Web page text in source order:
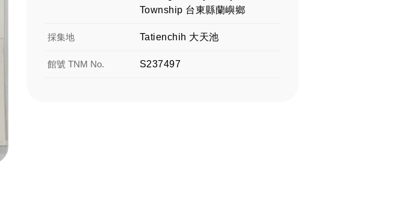
Township 台東縣蘭嶼鄉
採集地 Tatienchih 大天池
館號 TNM No. S237497